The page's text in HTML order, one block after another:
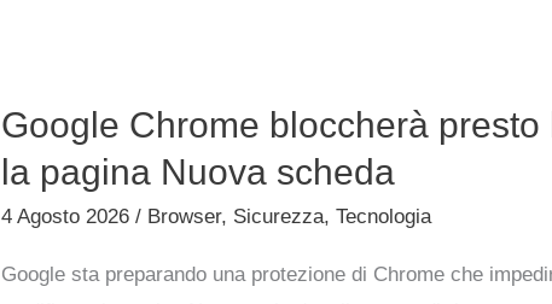
Google Chrome bloccherà
la pagina Nuova scheda
4 Agosto 2026 / Browser, Sicurezza, Tecnologia
Google sta preparando una protezione di Chrome che
Chrome
bloccherà
estensioni